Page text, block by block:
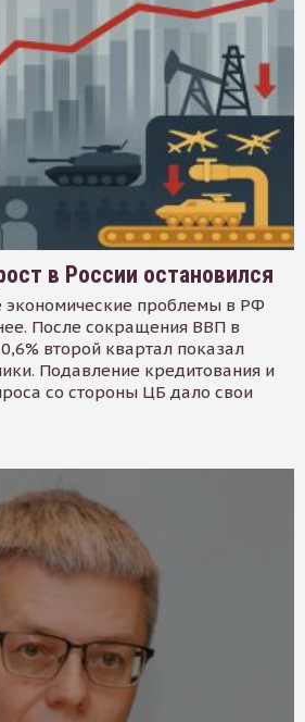
в России остановился
экономические проблемы в РФ
После сокращения ВВП в
второй квартал показал
Подавление кредитования и
со стороны ЦБ дало свои